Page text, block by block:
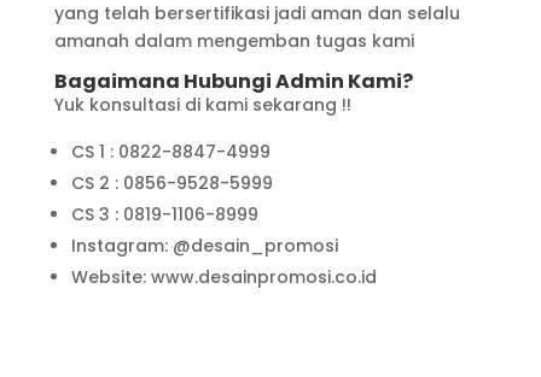
yang telah bersertifikasi jadi aman dan selalu
amanah dalam mengemban tugas kami
Bagaimana Hubungi Admin Kami?
Yuk konsultasi di kami sekarang !!
CS 1 : 0822-8847-4999
CS 2 : 0856-9528-5999
CS 3 : 0819-1106-8999
Instagram: @desain_promosi
Website: www.desainpromosi.co.id